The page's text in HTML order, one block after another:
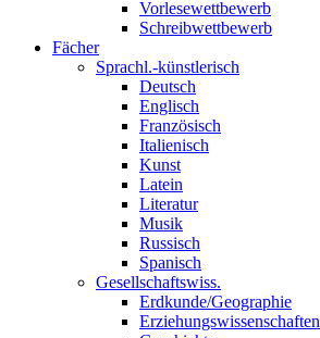
Vorlesewettbewerb
Schreibwettbewerb
Fächer
Sprachl.-künstlerisch
Deutsch
Englisch
Französisch
Italienisch
Kunst
Latein
Literatur
Musik
Russisch
Spanisch
Gesellschaftswiss.
Erdkunde/Geographie
Erziehungswissenschaften